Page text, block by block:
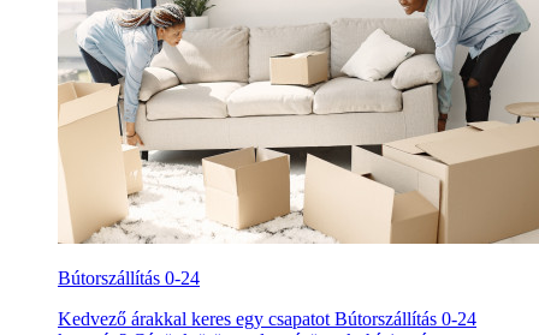
Bútorszállítás 0-24
Kedvező árakkal keres egy csapatot Bútorszállítás 0-24